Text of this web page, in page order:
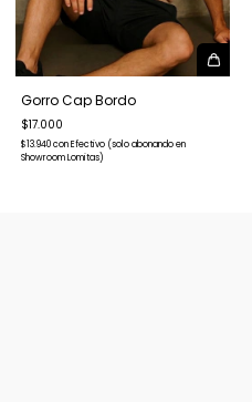
Gorro Cap Bordo
$17.000
$13.940conEfectivo (solo abonando en
Showroom Lomitas)